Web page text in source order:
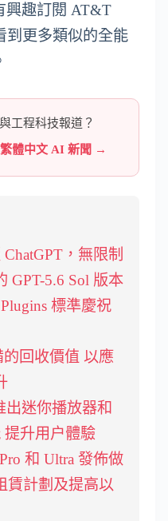
興趣訂閱 AT&T
到更多類似的全能
工程科技報道？
體中文 AI 新聞 →
，無限制
GPT-5.6 Sol 版本
標準慶祝
回收價值 以應
出迷你播放器和
提升用户體驗
和 Ultra 發佈做
賃計劃及提高以